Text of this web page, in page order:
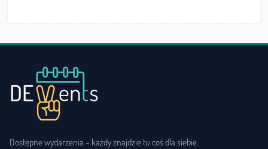
Dostępne wydarzenia – każdy znajdzie tu coś dla siebie.